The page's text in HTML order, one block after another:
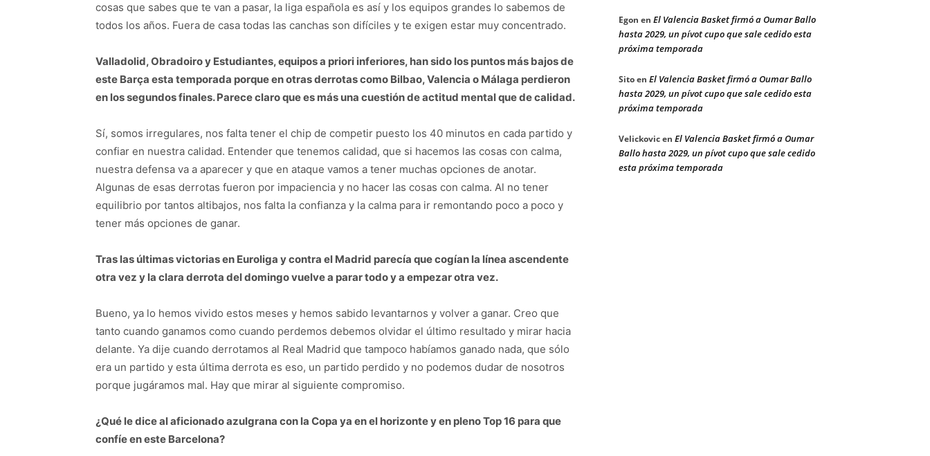
cosas que sabes que te van a pasar, la liga española es así y los equipos grandes lo sabemos de
todos los años. Fuera de casa todas las canchas son difíciles y te exigen estar muy concentrado.
Valladolid, Obradoiro y Estudiantes, equipos a priori inferiores, han sido los puntos más bajos de
este Barça esta temporada porque en otras derrotas como Bilbao, Valencia o Málaga perdieron
en los segundos finales. Parece claro que es más una cuestión de actitud mental que de calidad.
Sí, somos irregulares, nos falta tener el chip de competir puesto los 40 minutos en cada partido y
confiar en nuestra calidad. Entender que tenemos calidad, que si hacemos las cosas con calma,
nuestra defensa va a aparecer y que en ataque vamos a tener muchas opciones de anotar.
Algunas de esas derrotas fueron por impaciencia y no hacer las cosas con calma. Al no tener
equilibrio por tantos altibajos, nos falta la confianza y la calma para ir remontando poco a poco y
tener más opciones de ganar.
Tras las últimas victorias en Euroliga y contra el Madrid parecía que cogían la línea ascendente
otra vez y la clara derrota del domingo vuelve a parar todo y a empezar otra vez.
Bueno, ya lo hemos vivido estos meses y hemos sabido levantarnos y volver a ganar. Creo que
tanto cuando ganamos como cuando perdemos debemos olvidar el último resultado y mirar hacia
delante. Ya dije cuando derrotamos al Real Madrid que tampoco habíamos ganado nada, que sólo
era un partido y esta última derrota es eso, un partido perdido y no podemos dudar de nosotros
porque jugáramos mal. Hay que mirar al siguiente compromiso.
¿Qué le dice al aficionado azulgrana con la Copa ya en el horizonte y en pleno Top 16 para que
confíe en este Barcelona?
Egon en El Valencia Basket firmó a Oumar Ballo
hasta 2029, un pívot cupo que sale cedido esta
próxima temporada
Sitoen El Valencia Basket firmó a Oumar Ballo
hasta 2029, un pívot cupo que sale cedido esta
próxima temporada
Velickovicen El Valencia Basket firmó a Oumar
Ballo hasta 2029, un pívot cupo que sale cedido
esta próxima temporada